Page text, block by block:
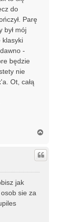
do
Parę
był mój
klasyki
-
będzie
nie
Ot, całą
g
r
jak
sie za